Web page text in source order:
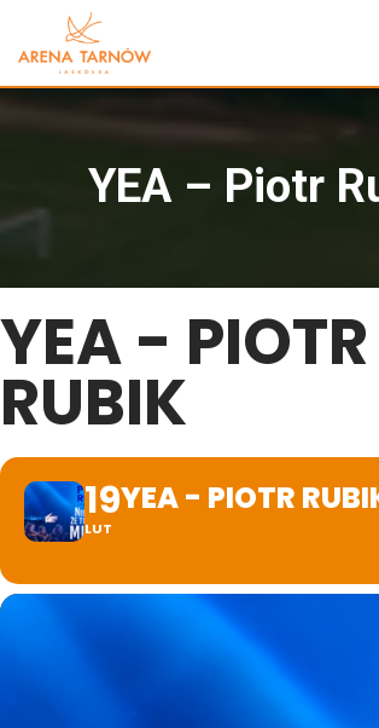
YEA – Piotr
YEA - PIOTR
RUBIK
19
LUT
YEA - PIOTR